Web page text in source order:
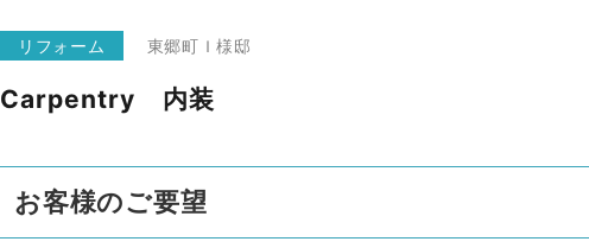
リフォーム 東郷町 Ｉ様邸
Carpentry 内装
お客様のご要望